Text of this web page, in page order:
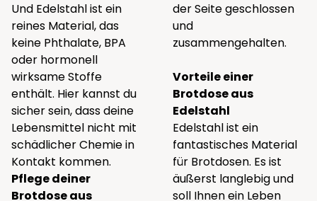
Und Edelstahl ist ein
reines Material, das
keine Phthalate, BPA
oder hormonell
wirksame Stoffe
enthält. Hier kannst du
sicher sein, dass deine
Lebensmittel nicht mit
schädlicher Chemie in
Kontakt kommen.
Pflege deiner
Brotdose aus
der Seite geschlossen
und
zusammengehalten.
Vorteile einer
Brotdose aus
Edelstahl
Edelstahl ist ein
fantastisches Material
für Brotdosen. Es ist
äußerst langlebig und
soll Ihnen ein Leben